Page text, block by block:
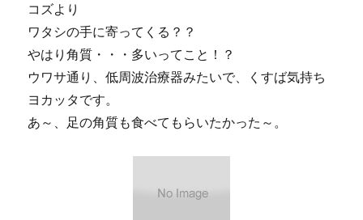
コズより
ワタシの手に寄ってくる？？
やはり角質・・・多いってこと！？
ウワサ通り、低周波治療器みたいで、くすば気持ち
ヨカッタです。
あ～、足の角質も食べてもらいたかった～。